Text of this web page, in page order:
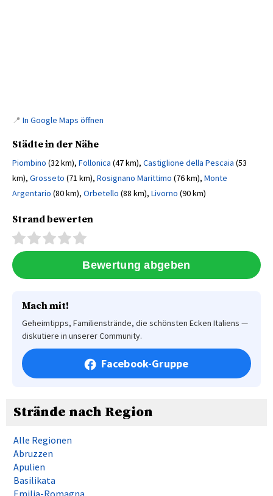
📍 In Google Maps öffnen
Städte in der Nähe
Piombino (32 km), Follonica (47 km), Castiglione della Pescaia (53
km), Grosseto (71 km), Rosignano Marittimo (76 km), Monte
Argentario (80 km), Orbetello (88 km), Livorno (90 km)
Strand bewerten
Mach mit!
Geheimtipps, Familienstrände, die schönsten Ecken Italiens —
diskutiere in unserer Community.
Facebook-Gruppe
Strände nach Region
Alle Regionen
Abruzzen
Apulien
Basilikata